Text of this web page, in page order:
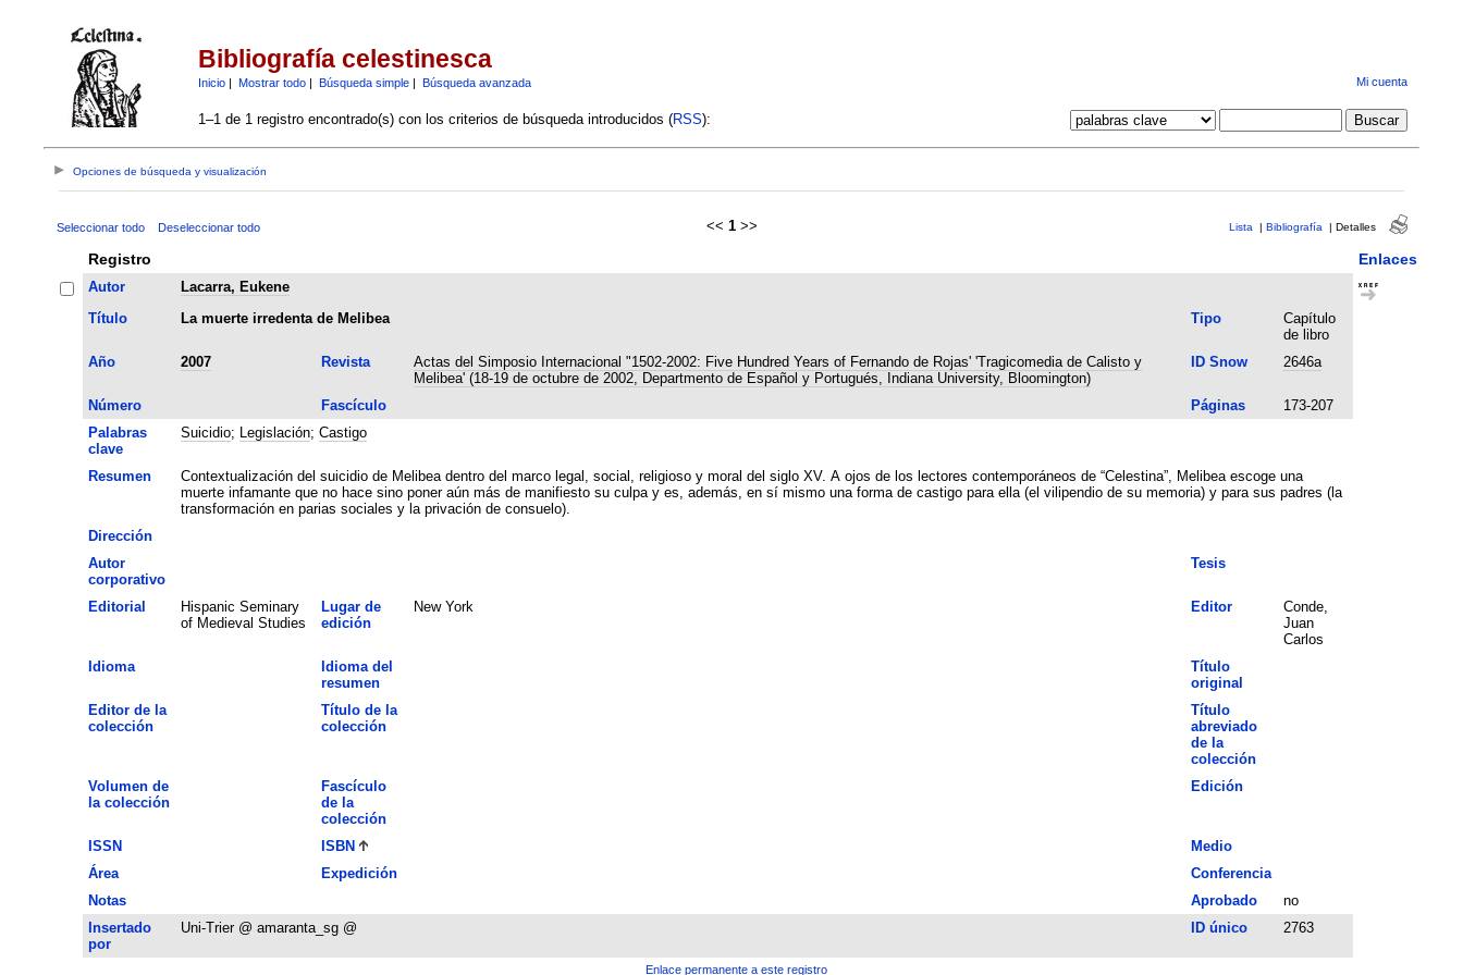
Bibliografía celestinesca
Inicio| Mostrar todo| Búsqueda simple| Búsqueda avanzada Mi cuenta
1–1 de 1 registro encontrado(s) con los criterios de búsqueda introducidos (RSS):
Opciones de búsqueda y visualización
Seleccionar todo Deseleccionar todo << 1 >> Lista | Bibliografía | Detalles
Registro Enlaces
Autor
Lacarra, Eukene
Título
La muerte irredenta de Melibea Tipo
Capítulo
de libro
Año
2007 Revista
Actas del Simposio Internacional "1502-2002: Five Hundred Years of Fernando de Rojas' 'Tragicomedia de Calisto y
Melibea' (18-19 de octubre de 2002, Departmento de Español y Portugués, Indiana University, Bloomington)
ID Snow 2646a
Número Fascículo Páginas
173-207
Palabras
clave
Suicidio; Legislación; Castigo
Resumen
Contextualización del suicidio de Melibea dentro del marco legal, social, religioso y moral del siglo XV. A ojos de los lectores contemporáneos de “Celestina”, Melibea escoge una
muerte infamante que no hace sino poner aún más de manifiesto su culpa y es, además, en sí mismo una forma de castigo para ella (el vilipendio de su memoria) y para sus padres (la
transformación en parias sociales y la privación de consuelo).
Dirección
Autor
corporativo
Tesis
Editorial
Hispanic Seminary
of Medieval Studies
Lugar de
edición
New York Editor
Conde,
Juan
Carlos
Idioma
Idioma del
resumen
Título
original
Editor de la
colección
Título de la
colección
Título
abreviado
de la
colección
Volumen de
la colección
Fascículo
de la
colección
Edición
ISSN ISBN
Medio
Área
Expedición
Conferencia
Notas
Aprobado
no
Insertado
por
Uni-Trier @ amaranta_sg @ ID único 2763
Enlace permanente a este registro